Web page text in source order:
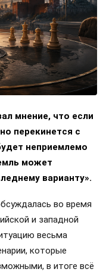
мнение, что если
перекинется с
неприемлемо
может
варианту».
во время
и западной
весьма
которые
в итоге всё